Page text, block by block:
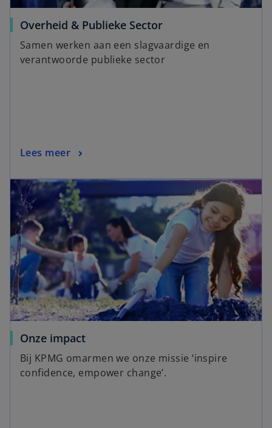
Overheid & Publieke Sector
Samen werken aan een slagvaardige en
verantwoorde publieke sector
Lees meer
Onze impact
Bij KPMG omarmen we onze missie ‘inspire
confidence, empower change’.